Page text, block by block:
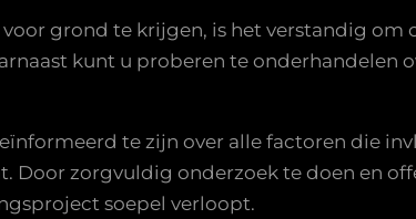
grond te krijgen, is het verstandig om
kunt u proberen te onderhandelen
te zijn over alle factoren die
Door zorgvuldig onderzoek te doen en
soepel verloopt.